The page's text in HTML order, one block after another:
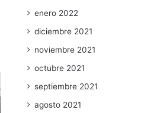
enero 2022
diciembre 2021
noviembre 2021
octubre 2021
septiembre 2021
agosto 2021